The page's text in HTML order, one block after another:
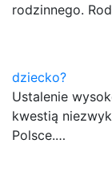
rodzinnego.
dziecko?
Ustalenie
kwestią
Polsce.…